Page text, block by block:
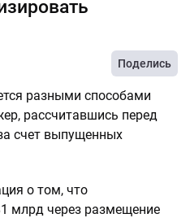
Поделись
разными способами
рассчитавшись перед
счет выпущенных
о том, что
млрд через размещение